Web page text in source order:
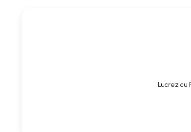
Lucrez cu